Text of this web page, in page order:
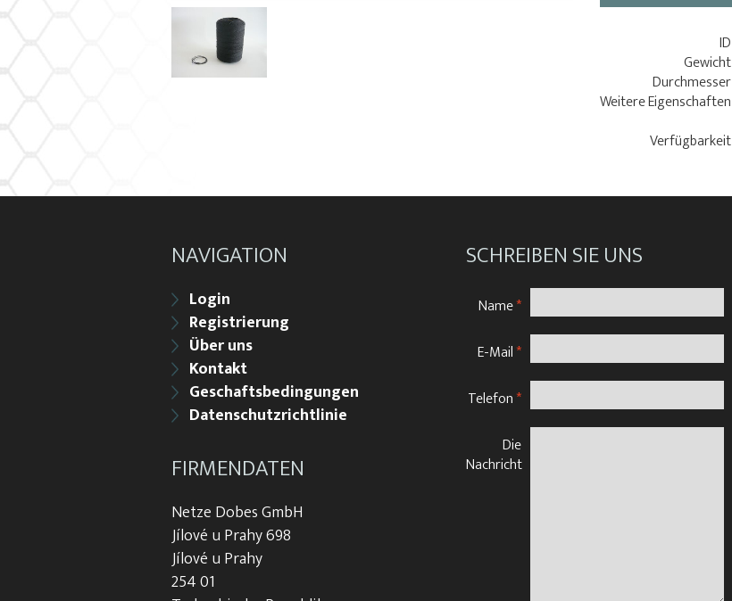
ID
Gewicht
Durchmesser
Weitere Eigenschaften
Verfügbarkeit
NAVIGATION
Login
Registrierung
Über uns
Kontakt
Geschaftsbedingungen
Datenschutzrichtlinie
FIRMENDATEN
Netze Dobes GmbH
Jílové u Prahy 698
Jílové u Prahy
254 01
SCHREIBEN SIE UNS
Name*
E-Mail*
Telefon*
Die
Nachricht